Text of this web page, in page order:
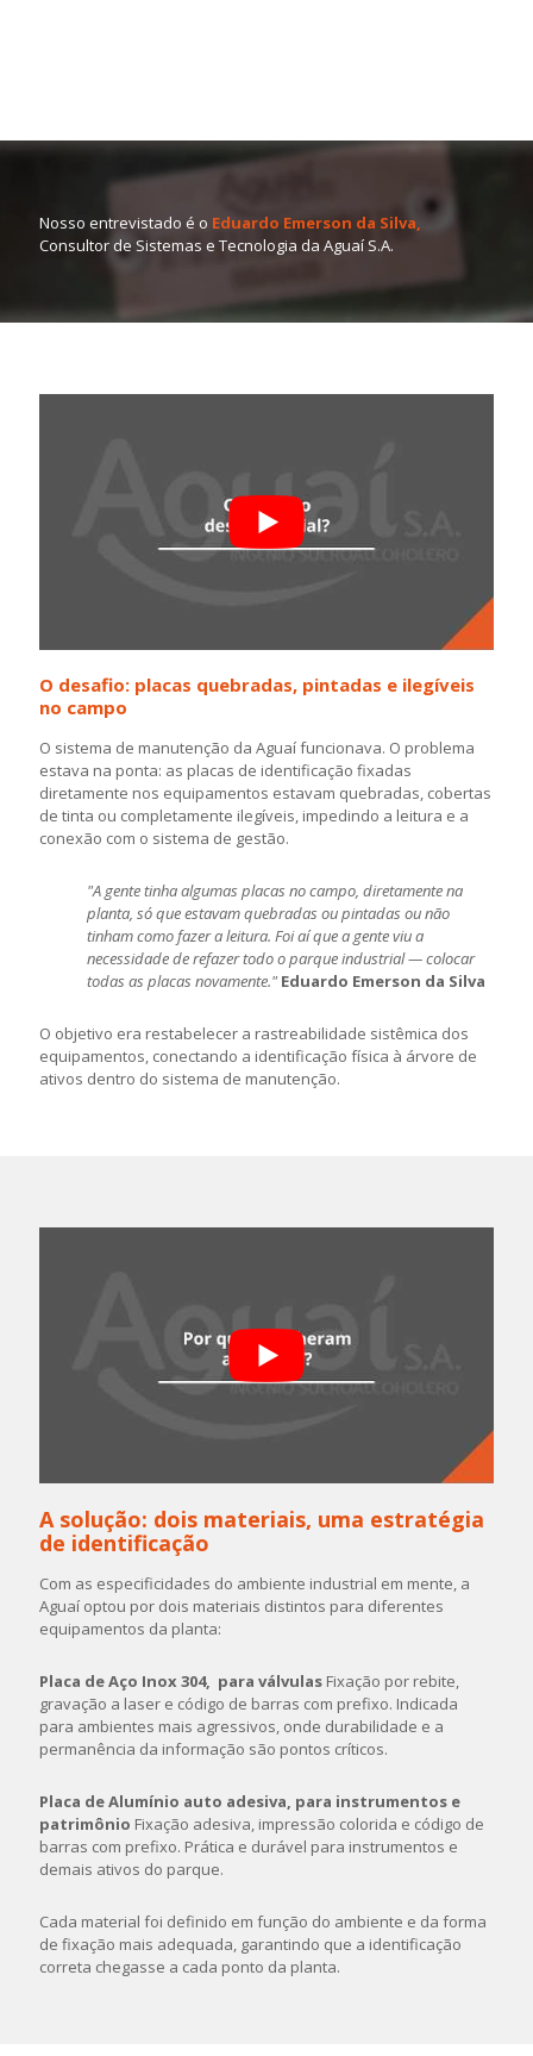
Nosso entrevistado é o Eduardo Emerson da Silva,
Consultor de Sistemas e Tecnologia da Aguaí S.A.
O desafio: placas quebradas, pintadas e ilegíveis
no campo
O sistema de manutenção da Aguaí funcionava. O problema
estava na ponta: as placas de identificação fixadas
diretamente nos equipamentos estavam quebradas, cobertas
de tinta ou completamente ilegíveis, impedindo a leitura e a
conexão com o sistema de gestão.
"A gente tinha algumas placas no campo, diretamente na
planta, só que estavam quebradas ou pintadas ou não
tinham como fazer a leitura. Foi aí que a gente viu a
necessidade de refazer todo o parque industrial — colocar
todas as placas novamente." Eduardo Emerson da Silva
O objetivo era restabelecer a rastreabilidade sistêmica dos
equipamentos, conectando a identificação física à árvore de
ativos dentro do sistema de manutenção.
A solução: dois materiais, uma estratégia
de identificação
Com as especificidades do ambiente industrial em mente, a
Aguaí optou por dois materiais distintos para diferentes
equipamentos da planta:
Placa de Aço Inox 304, para válvulas Fixação por rebite,
gravação a laser e código de barras com prefixo. Indicada
para ambientes mais agressivos, onde durabilidade e a
permanência da informação são pontos críticos.
Placa de Alumínio auto adesiva, para instrumentos e
patrimônio Fixação adesiva, impressão colorida e código de
barras com prefixo. Prática e durável para instrumentos e
demais ativos do parque.
Cada material foi definido em função do ambiente e da forma
de fixação mais adequada, garantindo que a identificação
correta chegasse a cada ponto da planta.